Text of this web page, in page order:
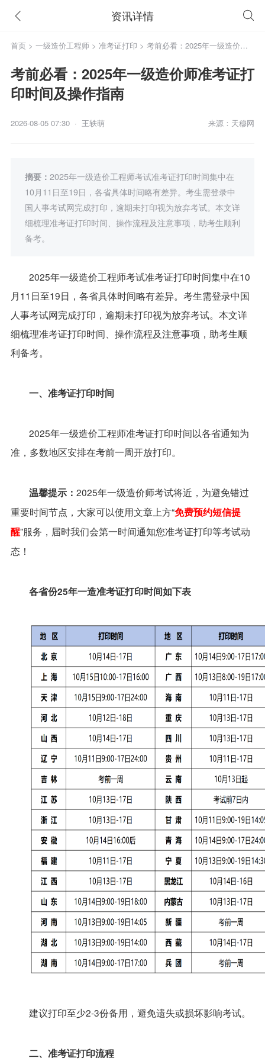
资讯详情
首页 > 一级造价工程师 > 准考证打印
考前必看：2025年一级造价师准考证打
印时间及操作指南
2026-08-05 07:30 · 王轶萌 来源：天穆网
摘要： ​2025年一级造价工程师考试准考证打印时间集中在
10月11日至19日，各省具体时间略有差异。考生需登录中
国人事考试网完成打印，逾期未打印视为放弃考试。本文详
细梳理准考证打印时间、操作流程及注意事项，助考生顺利
备考。
2025年一级造价工程师考试准考证打印时间集中在10
月11日至19日，各省具体时间略有差异。考生需登录中国
人事考试网完成打印，逾期未打印视为放弃考试。本文详
细梳理准考证打印时间、操作流程及注意事项，助考生顺
利备考。
一、准考证打印时间
2025年一级造价工程师准考证打印时间以各省通知为
准，多数地区安排在考前一周开放打印。
温馨提示： 2025年一级造价师考试将近，为避免错过
重要时间节点，大家可以使用文章上方“免费预约短信提
醒”服务，届时我们会第一时间通知您准考证打印等考试动
态！
各省份25年一造准考证打印时间如下表
建议打印至少2-3份备用，避免遗失或损坏影响考试。
二、准考证打印流程